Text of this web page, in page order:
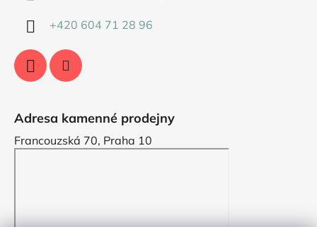
+420 604 71 28 96
Adresa kamenné prodejny
Francouzská 70, Praha 10